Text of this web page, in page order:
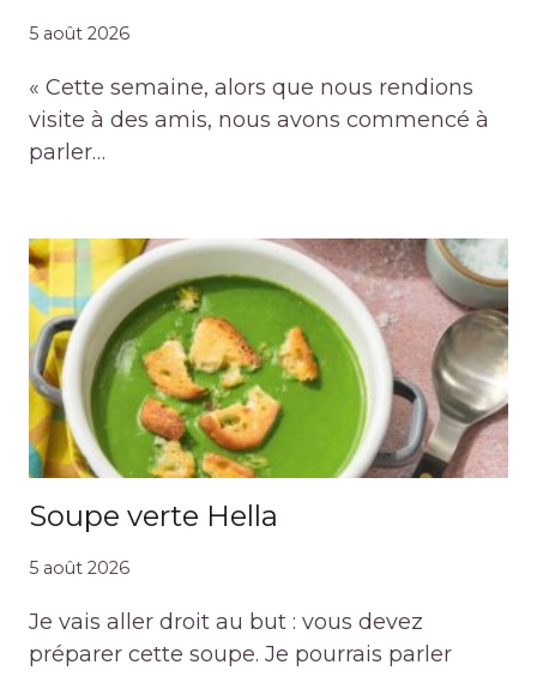
5 août 2026
« Cette semaine, alors que nous rendions
visite à des amis, nous avons commencé à
parler…
Soupe verte Hella
5 août 2026
Je vais aller droit au but : vous devez
préparer cette soupe. Je pourrais parler